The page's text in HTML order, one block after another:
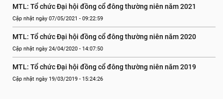
MTL: Tổ chức Đại hội đồng cổ đông thường niên năm 2021
Cập nhật ngày 07/05/2021 - 09:22:59
MTL: Tổ chức Đại hội đồng cổ đông thường niên năm 2020
Cập nhật ngày 24/04/2020 - 14:07:50
MTL: Tổ chức Đại hội đồng cổ đông thường niên năm 2019
Cập nhật ngày 19/03/2019 - 15:24:26